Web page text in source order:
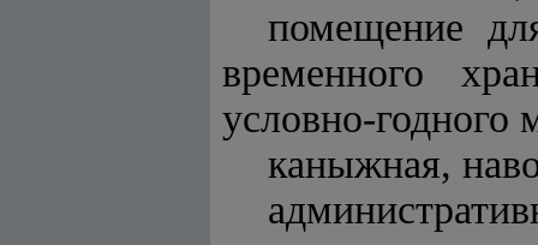
помещение
временного
условно-годного
каныжная,